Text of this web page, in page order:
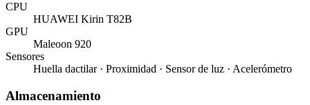
CPU
HUAWEI Kirin T82B
GPU
Maleoon 920
Sensores
Huella dactilar · Proximidad · Sensor de luz · Acelerómetro
Almacenamiento